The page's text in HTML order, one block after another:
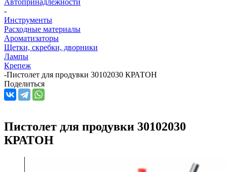
-
Инструменты
Расходные материалы
Ароматизаторы
Щетки, скребки, дворники
Лампы
Крепеж
-Пистолет для продувки 30102030 КРАТОН
Поделиться
Пистолет для продувки 30102030
КРАТОН